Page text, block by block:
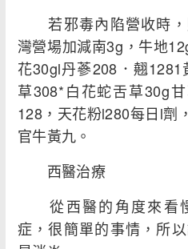
若邪毒內陷營收時，
灣營場加減南3g，牛地
花30gl丹蔘208．翹
草308*白花蛇舌草30g
128，天花粉l280每日l劑
官牛黃九。
西醫治療
從西醫的角度來看
症，很簡單的事情，所